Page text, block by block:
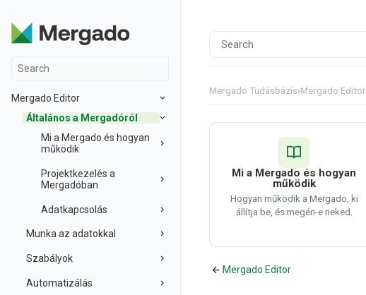
Mergado Editor
Általános a Mergadóról
Mi a Mergado és hogyan
működik
Projektkezelés a
Mergadóban
Adatkapcsolás
Munka az adatokkal
Szabályok
Automatizálás
Mergado Tudásbázis›Mergado Editor
Mi a Mergado és hogyan
működik
Hogyan működik a Mergado, ki
állítja be, és megéri-e neked.
Mergado Editor